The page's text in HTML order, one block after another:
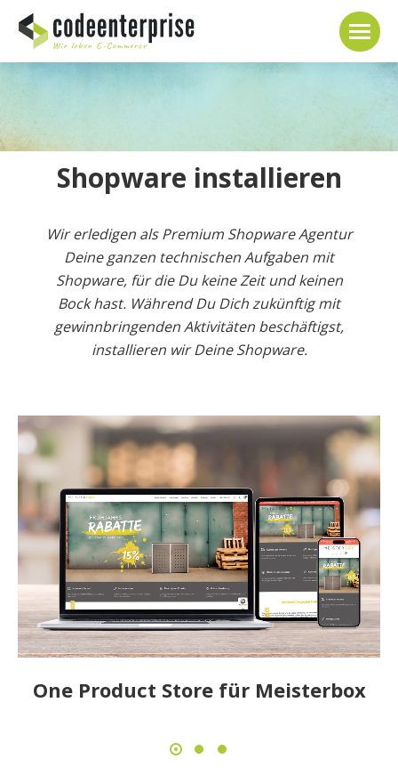
Shopware installieren
Wir erledigen als Premium Shopware Agentur
Deine ganzen technischen Aufgaben mit
Shopware, für die Du keine Zeit und keinen
Bock hast. Während Du Dich zukünftig mit
gewinnbringenden Aktivitäten beschäftigst,
installieren wir DeineShopware.
One Product Store für Meisterbox